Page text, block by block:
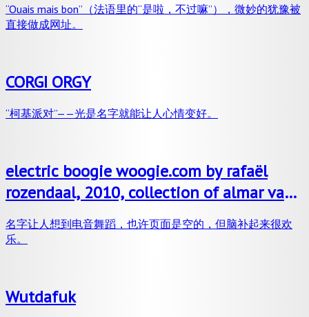
“Ouais mais bon”（法语里的“是啦，不过嘛”），微妙的犹豫被
直接做成网址。
CORGI ORGY
“柯基派对”——光是名字就能让人心情变好。
electric boogie woogie.com by rafaël
rozendaal, 2010, collection of almar van
der krogt
名字让人想到电音舞蹈，也许页面是空的，但脑补起来很欢
乐。
Wutdafuk